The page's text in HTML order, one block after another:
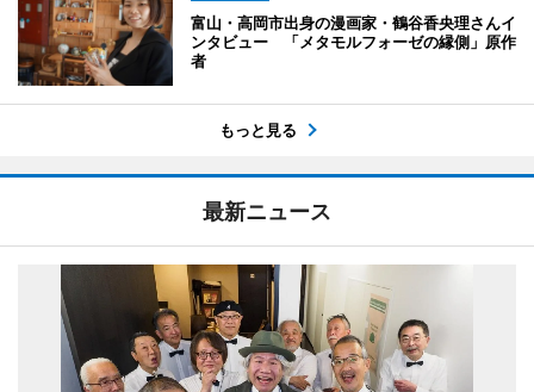
富山・高岡市出身の漫画家・鶴谷香央理さんイ
ンタビュー 「メタモルフォーゼの縁側」原作
者
もっと見る
最新ニュース